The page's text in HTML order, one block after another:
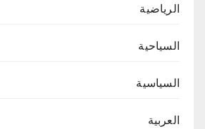
الرياضية
السياحية
السياسية
العربية